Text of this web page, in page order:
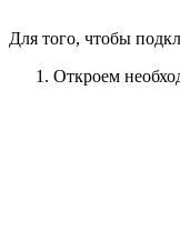
Для того, чтобы
Откроем